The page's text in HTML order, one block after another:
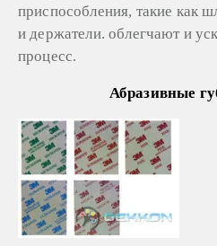
приспособления, такие как
и держатели. облегчают и
процесс.
Абразивные